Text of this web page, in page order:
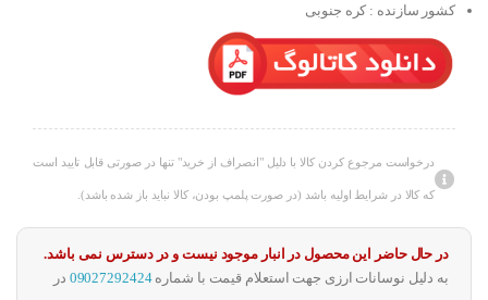
کشور سازنده : کره جنوبی
درخواست مرجوع کردن کالا با دلیل "انصراف از خرید" تنها در صورتی قابل تایید است
که کالا در شرایط اولیه باشد (در صورت پلمپ بودن، کالا نباید باز شده باشد).
در حال حاضر این محصول در انبار موجود نیست و در دسترس نمی باشد.
به دلیل نوسانات ارزی جهت استعلام قیمت با شماره09027292424 در